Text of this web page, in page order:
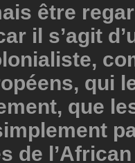
être
il s’agit
qui
que
de